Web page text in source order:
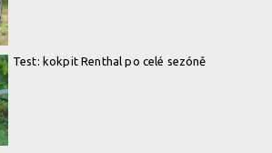
Test: kokpit Renthal po celé sezóně